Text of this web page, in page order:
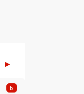
▶︎
b